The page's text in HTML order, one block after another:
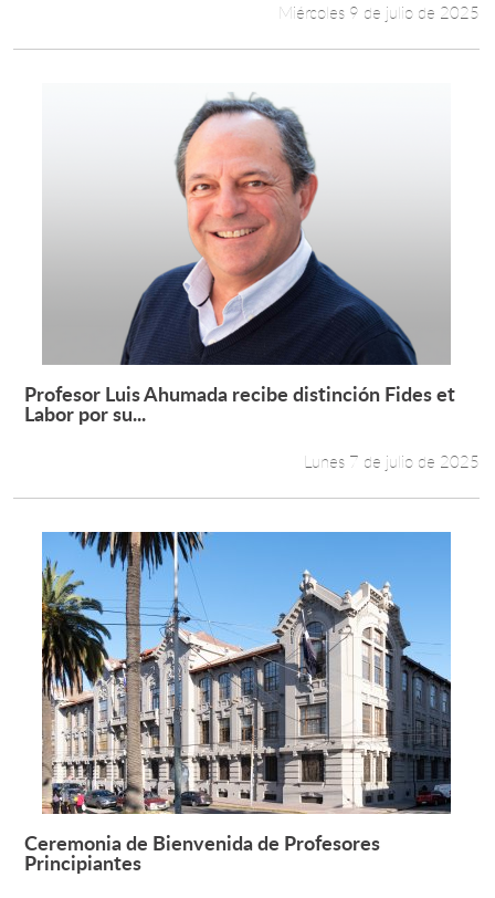
Miércoles 9 de julio de 2025
Leer más +
Profesor Luis Ahumada recibe distinción Fides et
Labor por su...
Lunes 7 de julio de 2025
Leer más +
Ceremonia de Bienvenida de Profesores
Principiantes